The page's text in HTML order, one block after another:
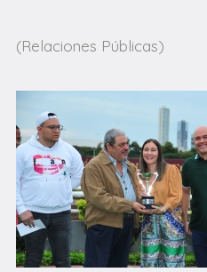
(Relaciones Públicas)